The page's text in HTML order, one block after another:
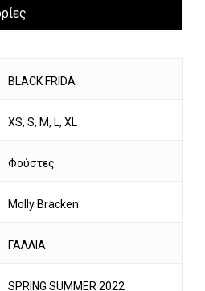
BLACK FRIDA
XS, S, M, L, XL
Φούστες
Molly Bracken
ΓΑΛΛΙΑ
SPRING SUMMER 2022